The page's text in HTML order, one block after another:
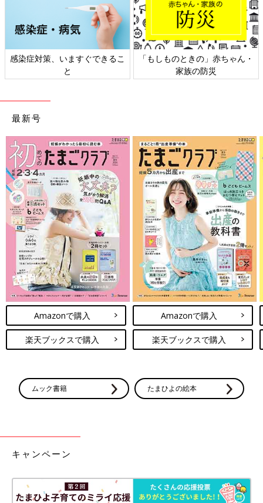
感染症対策、いますぐできるこ
と
「もしものときの」赤ちゃん・
家族の防災
最新号
Amazonで購入
楽天ブックスで購入
Amazonで購入
楽天ブックスで購入
ムック書籍 たまひよの絵本
キャンペーン